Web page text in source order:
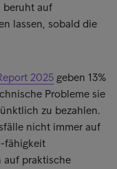
beruht auf
lassen, sobald die
2025 geben 13%
Probleme sie
zu bezahlen.
nicht immer auf
fähigkeit
auf praktische